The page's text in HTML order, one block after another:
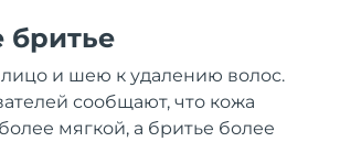
бритье
лицо и шею к удалению волос.
сообщают, что кожа
мягкой, а бритье более